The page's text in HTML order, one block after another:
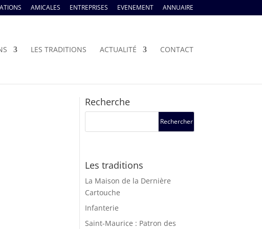
AMICALES ENTREPRISES EVENEMENT ANNUAIRE
LES TRADITIONS ACTUALITÉ CONTACT
Recherche
Les traditions
La Maison de la Dernière
Cartouche
Infanterie
Saint-Maurice : Patron des